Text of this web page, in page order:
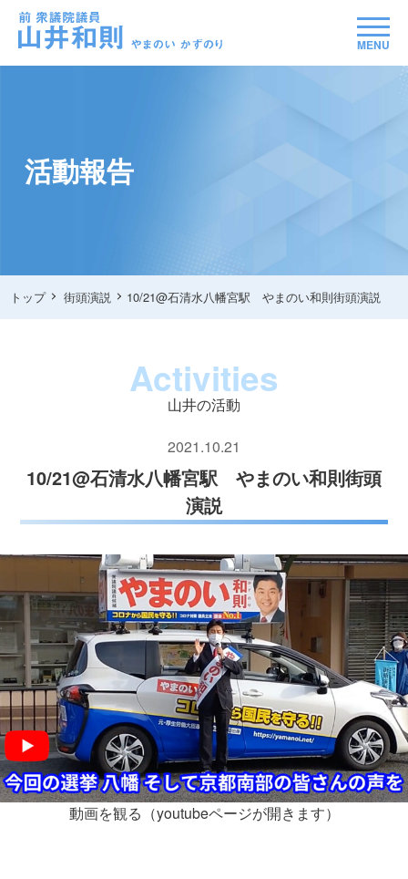
MENU
活動報告
トップ 街頭演説 10/21@石清水八幡宮駅 やまのい和則街頭演説
Activities
山井の活動
2021.10.21
10/21@石清水八幡宮駅 やまのい和則街頭
演説
動画を観る（youtubeページが開きます）